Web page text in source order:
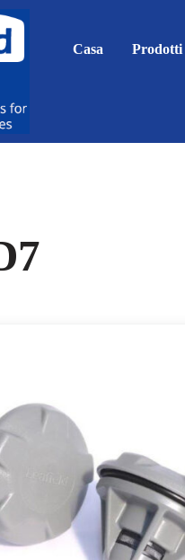
Structures
Casa Prodotti